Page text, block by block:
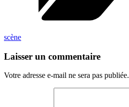
scène
Laisser un commentaire
Votre adresse e-mail ne sera pas publiée.